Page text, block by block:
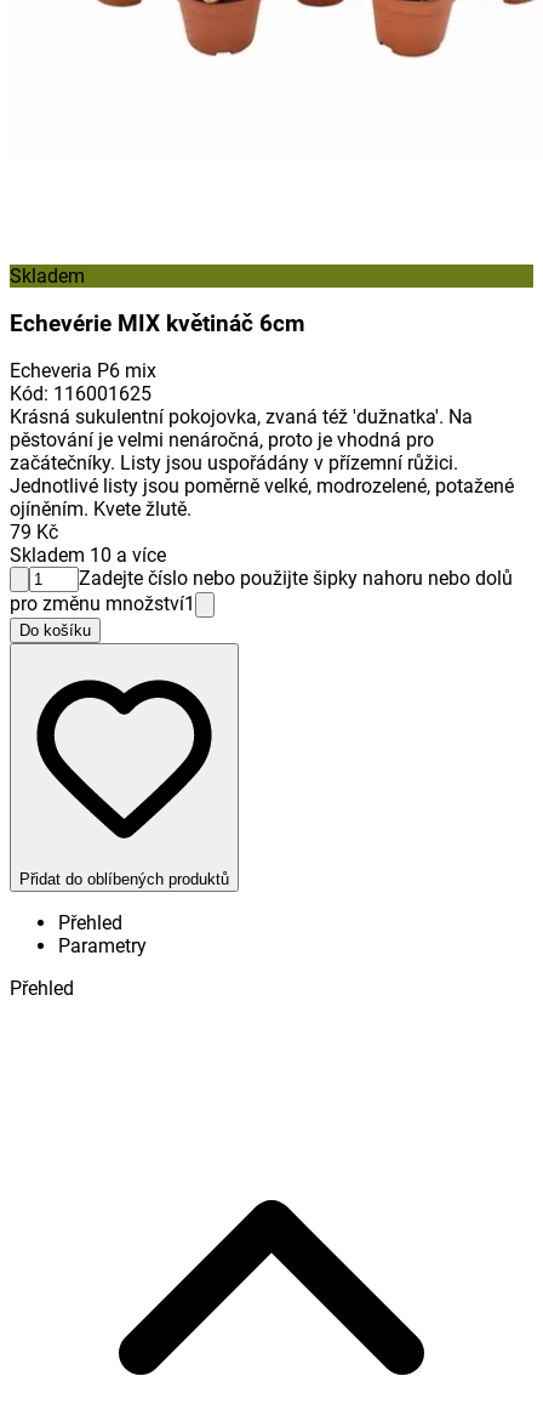
Skladem
Echevérie MIX květináč 6cm
Echeveria P6 mix
Kód: 116001625
Krásná sukulentní pokojovka, zvaná též 'dužnatka'. Na
pěstování je velmi nenáročná, proto je vhodná pro
začátečníky. Listy jsou uspořádány v přízemní růžici.
Jednotlivé listy jsou poměrně velké, modrozelené, potažené
ojíněním. Kvete žlutě.
79 Kč
Skladem 10 a více
Zadejte číslo nebo použijte šipky nahoru nebo dolů
pro změnu množství1
Do košíku
Přidat do oblíbených produktů
Přehled
Parametry
Přehled